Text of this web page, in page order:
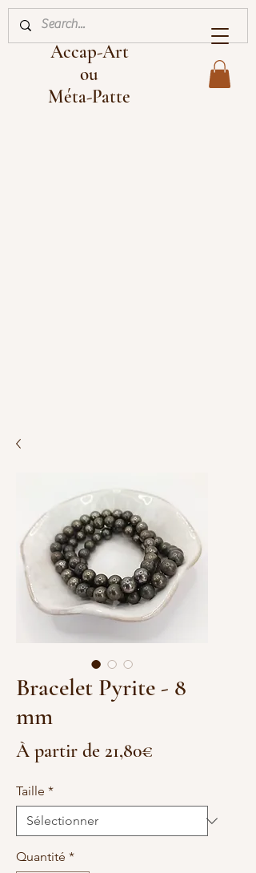
Accap-Art
ou
Méta-Patte
Bracelet Pyrite - 8
mm
À partir de 21,80€
Taille *
Quantité *